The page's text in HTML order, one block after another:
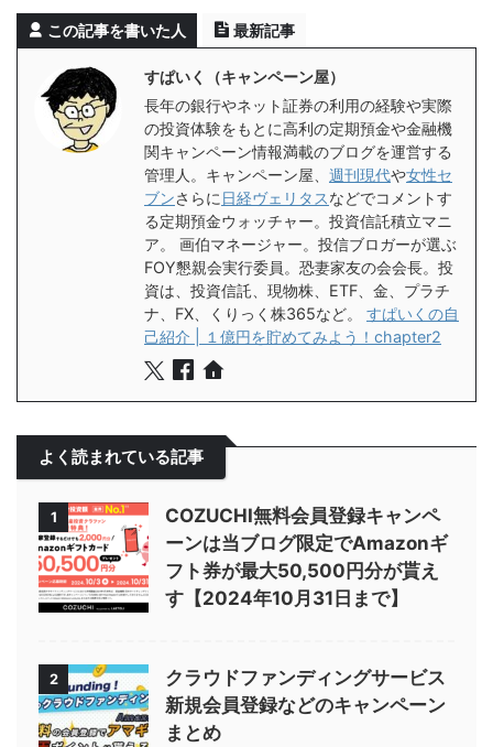
この記事を書いた人 最新記事
すぱいく（キャンペーン屋）
長年の銀行やネット証券の利用の経験や実際
の投資体験をもとに高利の定期預金や金融機
関キャンペーン情報満載のブログを運営する
管理人。キャンペーン屋、 週刊現代や女性セ
ブンさらに 日経ヴェリタスなどでコメントす
る定期預金ウォッチャー。投資信託積立マニ
ア。 画伯マネージャー。投信ブロガーが選ぶ
FOY懇親会実行委員。恐妻家友の会会長。投
資は、投資信託、現物株、ETF、金、プラチ
ナ、FX、くりっく株365など。 すぱいくの自
己紹介 | １億円を貯めてみよう！chapter2
よく読まれている記事
1
COZUCHI無料会員登録キャンペ
ーンは当ブログ限定でAmazonギ
フト券が最大50,500円分が貰え
す【2024年10月31日まで】
2
クラウドファンディングサービス
新規会員登録などのキャンペーン
まとめ